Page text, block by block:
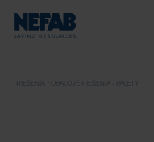
RIEŠENIA OBALOVÉ RIEŠENIA PALETY